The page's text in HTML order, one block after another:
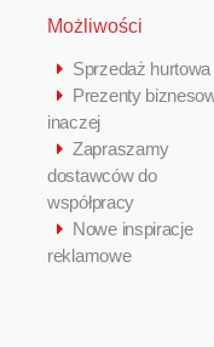
Możliwości
Sprzedaż hurtowa
Prezenty
inaczej
Zapraszamy
dostawców do
współpracy
Nowe inspiracje
reklamowe